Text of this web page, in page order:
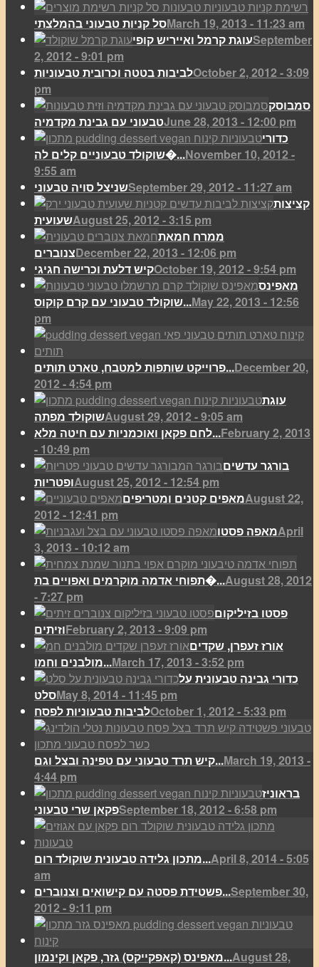
סל קניות טבעוני בהמלצתיMarch 19, 2013 - 11:23 am
עוגת קרמל ואייריש קופיSeptember
2, 2012 - 9:01 pm
לביבות בטטה וכרובית טבעוניותOctober 2, 2012 - 3:09
pm
סמבוסק
טבעוני עם גבינת מקדמיהJune 28, 2013 - 12:00 pm
כדורי
שוקולד טבעוניים קלים לה�...November 10, 2012 -
9:55 am
שניצל סויה טבעוניSeptember 29, 2012 - 11:27 am
קציצות
שעועיתAugust 25, 2012 - 3:15 pm
ממרח חמאת
צנובריםDecember 22, 2013 - 12:06 pm
קיש דלעת וכרישה חגיגיOctober 19, 2012 - 9:54 pm
מאפינס
שוקולד טבעוני עם קרם קוקוס...May 22, 2013 - 12:56
pm
פרוייקט שותפות למטבח, טארט תותים...December 20,
2012 - 4:54 pm
עוגת
שוקולד מפתהAugust 29, 2012 - 9:05 am
לחם פקאן ואוכמניות עם חיטה מלא...February 2, 2013
- 10:49 pm
בורגר עדשים
ופטריותAugust 25, 2012 - 12:54 pm
מאפים קטנים ומטריפיםAugust 22,
2012 - 12:41 pm
מאפה פסטוApril
3, 2013 - 10:12 am
תפוחי אדמה מוקרמים ואפויים בת�...August 28, 2012
- 7:27 pm
פסטו בזיליקום
וזיתיםFebruary 2, 2013 - 9:09 pm
אורז זעפרן, שקדים
מולבנים וחמו...March 17, 2013 - 3:52 pm
כדורי גבינה טבעונית על
סלטMay 8, 2014 - 11:45 pm
לביבות טבעוניות לפסחOctober 1, 2012 - 5:33 pm
קיש תרד טבעוני עם טפינה ובצל וגם...March 19, 2013 -
4:44 pm
בראוניז
פקאן שרי טבעוניSeptember 18, 2012 - 6:58 pm
מתכון גלידה טבעונית שוקולד רום...April 8, 2014 - 5:05
am
פשטידת פסטה עם קישואים וצנוברים...September 30,
2012 - 9:11 pm
מאפינס (קאפקייקס) גזר, פקאן וקינמון...August 28,